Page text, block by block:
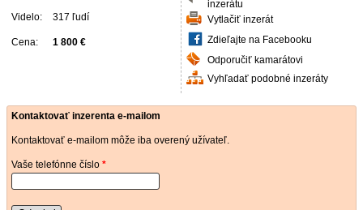
Videlo: 317 ľudí
Cena: 1 800 €
inzerátu
Vytlačiť inzerát
Zdieľajte na Facebooku
Odporučiť kamarátovi
Vyhľadať podobné inzeráty
Kontaktovať inzerenta e-mailom
Kontaktovať e-mailom môže iba overený užívateľ.
Vaše telefónne číslo *